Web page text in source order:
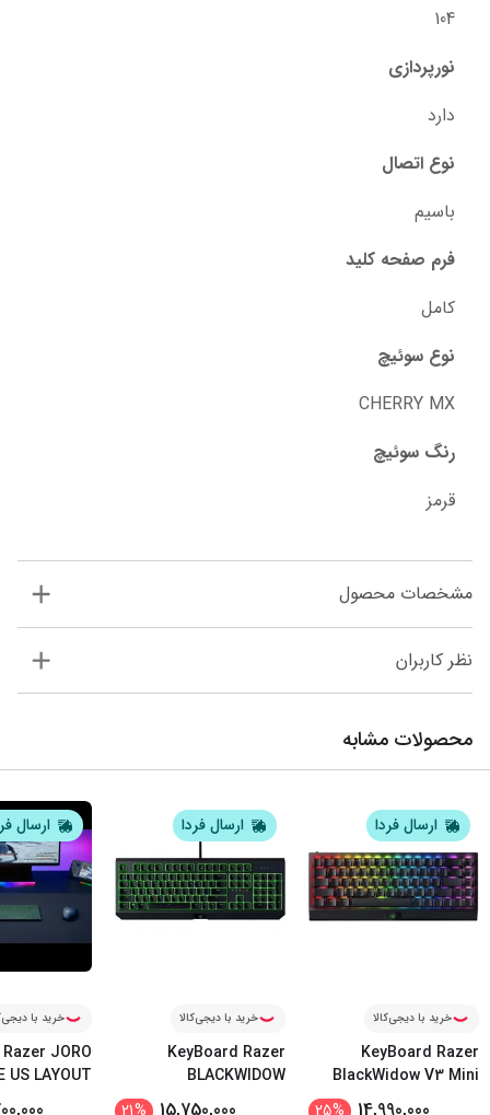
104
نورپردازی
دارد
نوع اتصال
باسیم
فرم صفحه کلید
کامل
نوع سوئیچ
CHERRY MX
رنگ سوئیچ
قرمز
مشخصات محصول
نظر کاربران
محصولات مشابه
ارسال فردا
خرید با دیجی‌کالا
KeyBoard Razer
BlackWidow V3 Mini
ارسال فردا
خرید با دیجی‌کالا
KeyBoard Razer
BLACKWIDOW
ESSENTIAL Gr
...
ارسال
خرید با
JORO
US LAYOUT